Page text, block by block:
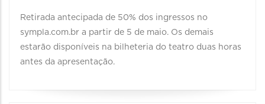
Retirada antecipada de 50% dos ingressos no
sympla.com.br a partir de 5 de maio. Os demais
estarão disponíveis na bilheteria do teatro duas horas
antes da apresentação.